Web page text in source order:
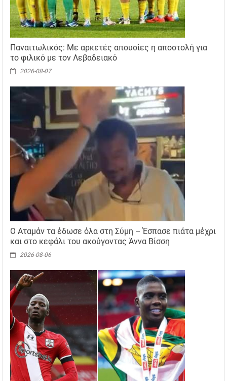
Παναιτωλικός: Με αρκετές απουσίες η αποστολή για
το φιλικό με τον Λεβαδειακό
2026-08-07
Ο Αταμάν τα έδωσε όλα στη Σύμη – Έσπασε πιάτα μέχρι
και στο κεφάλι του ακούγοντας Άννα Βίσση
2026-08-06